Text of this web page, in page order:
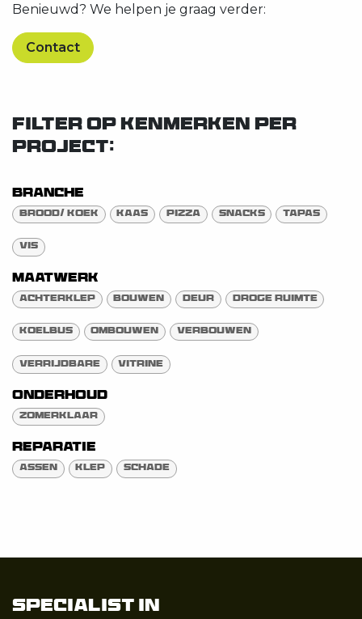
Benieuwd? We helpen je graag verder:
Contact
FILTER OP KENMERKEN PER
PROJECT:
Branche
Brood/ Koek Kaas Pizza Snacks Tapas
Vis
Maatwerk
Achterklep Bouwen Deur Droge ruimte
Koelbus Ombouwen Verbouwen
Verrijdbare Vitrine
Onderhoud
Zomerklaar
Reparatie
Assen Klep Schade
Specialist in